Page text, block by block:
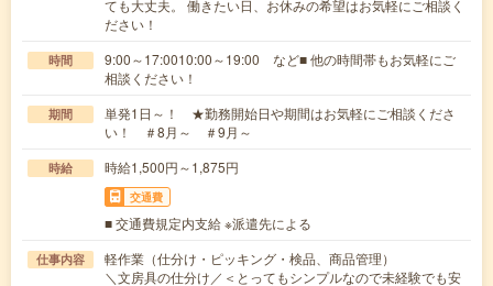
ても大丈夫。 働きたい日、お休みの希望はお気軽にご相談く
ださい！
時間
9:00～17:0010:00～19:00 など■ 他の時間帯もお気軽にご
相談ください！
期間
単発1日～！ ★勤務開始日や期間はお気軽にご相談くださ
い！ ＃8月～ ＃9月～
時給 時給1,500円～1,875円
交通費
■ 交通費規定内支給 ※派遣先による
仕事内容
軽作業（仕分け・ピッキング・検品、商品管理）
＼文房具の仕分け／＜とってもシンプルなので未経験でも安